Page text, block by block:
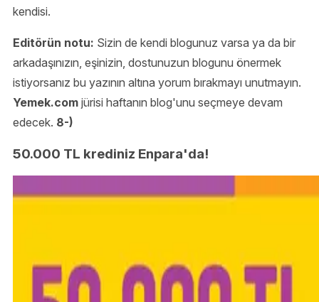
kendisi.
Editörün notu: Sizin de kendi blogunuz varsa ya da bir
arkadaşınızın, eşinizin, dostunuzun blogunu önermek
istiyorsanız bu yazının altına yorum bırakmayı unutmayın.
Yemek.com jürisi haftanın blog'unu seçmeye devam
edecek. 8-)
50.000 TL krediniz Enpara'da!